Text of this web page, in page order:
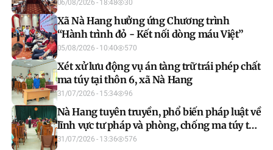
06/08/2026 - 18:48 30
Xã Nà Hang hưởng ứng Chương trình
“Hành trình đỏ - Kết nối dòng máu Việt”
05/08/2026 - 10:40 570
Xét xử lưu động vụ án tàng trữ trái phép chất
ma túy tại thôn 6, xã Nà Hang
31/07/2026 - 15:34 96
Nà Hang tuyên truyền, phổ biến pháp luật về
lĩnh vực tư pháp và phòng, chống ma túy tại
thôn 6
31/07/2026 - 13:36 576